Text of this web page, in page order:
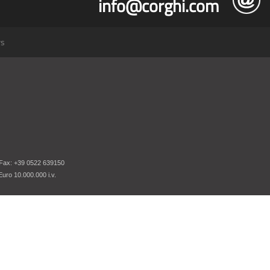
info@corghi.com
+39 0522 639150
10.000.000 i.v.